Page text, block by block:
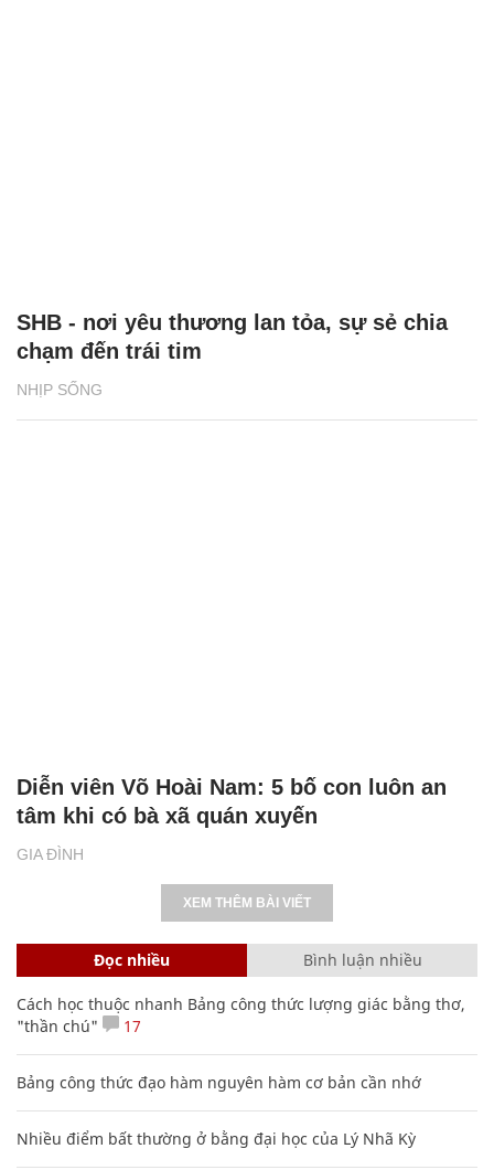
NHỊP SỐNG
SHB - nơi yêu thương lan tỏa, sự sẻ chia
chạm đến trái tim
GIA ĐÌNH
Diễn viên Võ Hoài Nam: 5 bố con luôn an
tâm khi có bà xã quán xuyến
XEM THÊM BÀI VIẾT
Đọc nhiều Bình luận nhiều
Cách học thuộc nhanh Bảng công thức lượng giác bằng thơ,
"thần chú"
17
Bảng công thức đạo hàm nguyên hàm cơ bản cần nhớ
Nhiều điểm bất thường ở bằng đại học của Lý Nhã Kỳ